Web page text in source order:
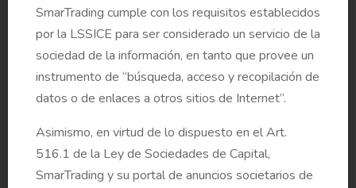
SmarTrading cumple con los requisitos establecidos
por la LSSICE para ser considerado un servicio de la
sociedad de la información, en tanto que provee un
instrumento de “búsqueda, acceso y recopilación de
datos o de enlaces a otros sitios de Internet”.
Asimismo, en virtud de lo dispuesto en el Art.
516.1 de la Ley de Sociedades de Capital,
SmarTrading y su portal de anuncios societarios de
LSC sobre el punto 2.1 del Orden del Día (que
incluyen el currículo y la condición del consejero)
Informes requeridos por el artículo 529.5 y 6 decies
incluyen el currículo y la condición del consejero)